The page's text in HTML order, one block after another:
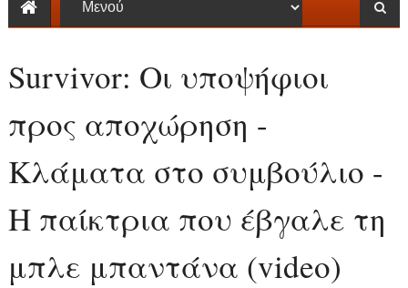
Survivor: Οι υποψήφιοι
προς αποχώρηση -
Κλάματα στο συμβούλιο -
Η παίκτρια που έβγαλε τη
μπλε μπαντάνα (video)